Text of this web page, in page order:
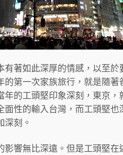
著如此深厚的情感，以至
第一次家族旅行，就是隨
的工頭堅印象深刻，東京，
面性的輸入台灣，而工頭堅
深刻。
響無比深遠。但是工頭堅在